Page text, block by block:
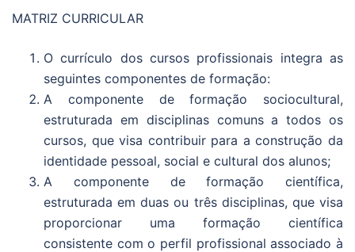
MATRIZ CURRICULAR
O currículo dos cursos profissionais integra as
seguintes componentes de formação:
A componente de formação sociocultural,
estruturada em disciplinas comuns a todos os
cursos, que visa contribuir para a construção da
identidade pessoal, social e cultural dos alunos;
A componente de formação científica,
estruturada em duas ou três disciplinas, que visa
proporcionar uma formação científica
consistente com o perfil profissional associado à